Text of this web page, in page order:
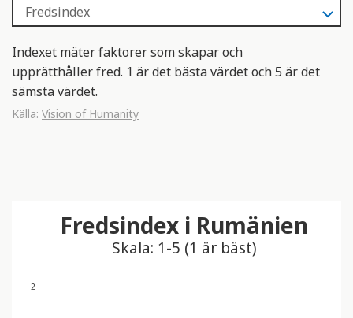
Indexet mäter faktorer som skapar och
upprätthåller fred. 1 är det bästa värdet och 5 är det
sämsta värdet.
Källa: Vision of Humanity
2
Fredsindex i Rumänien
Skala: 1-5 (1 är bäst)